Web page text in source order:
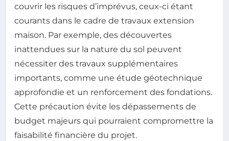
couvrir les risques d’imprévus, ceux-ci étant
courants dans le cadre de travaux extension
maison. Par exemple, des découvertes
inattendues sur la nature du sol peuvent
nécessiter des travaux supplémentaires
importants, comme une étude géotechnique
approfondie et un renforcement des fondations.
Cette précaution évite les dépassements de
budget majeurs qui pourraient compromettre la
faisabilité financière du projet.